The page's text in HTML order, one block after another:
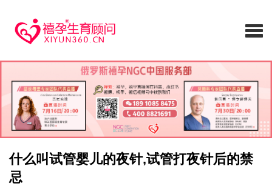
什么叫试管婴儿的夜针,试管打夜针后的禁
忌